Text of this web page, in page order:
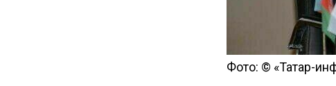
Фото: © «Татар-